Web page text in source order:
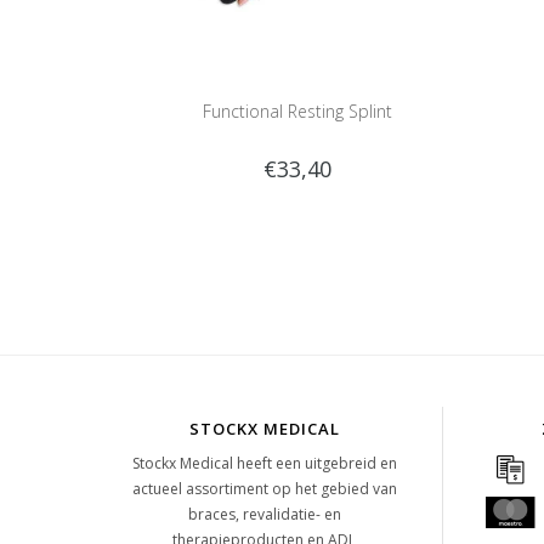
Functional Resting Splint
€33,40
STOCKX MEDICAL
Stockx Medical heeft een uitgebreid en
actueel assortiment op het gebied van
braces, revalidatie- en
therapieproducten en ADL